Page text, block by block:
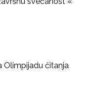
Olimpijadu čitanja